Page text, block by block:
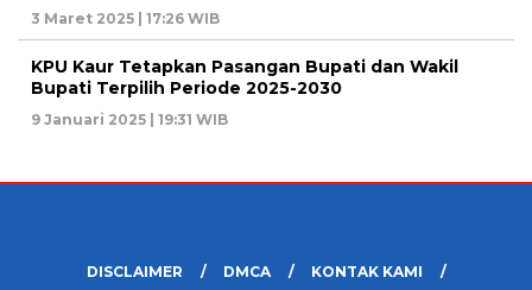
3 Maret 2025 | 17:26 WIB
KPU Kaur Tetapkan Pasangan Bupati dan Wakil
Bupati Terpilih Periode 2025-2030
9 Januari 2025 | 19:31 WIB
DISCLAIMER DMCA KONTAK KAMI